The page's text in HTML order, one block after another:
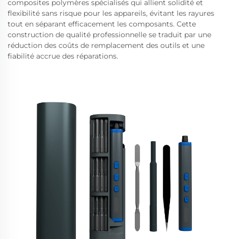
composites polymères spécialisés qui allient solidité et
flexibilité sans risque pour les appareils, évitant les rayures
tout en séparant efficacement les composants. Cette
construction de qualité professionnelle se traduit par une
réduction des coûts de remplacement des outils et une
fiabilité accrue des réparations.